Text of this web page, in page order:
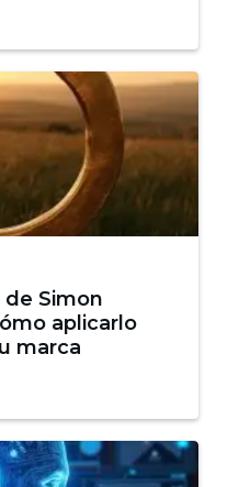
de Simon
aplicarlo
marca